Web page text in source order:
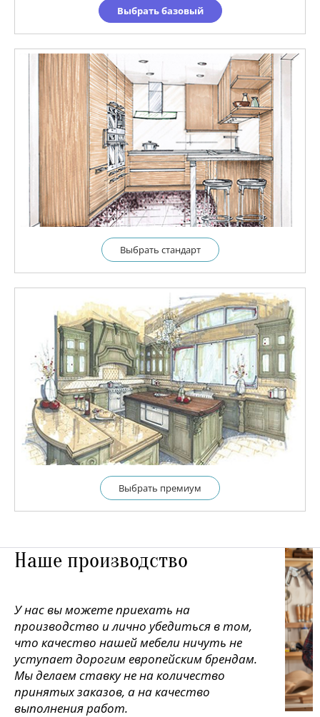
Выбрать базовый
Выбрать cтандарт
Выбрать премиум
Наше производство
У нас вы можете приехать на
производство и лично убедиться в том,
что качество нашей мебели ничуть не
уступает дорогим европейским брендам.
Мы делаем ставку не на количество
принятых заказов, а на качество
выполнения работ.